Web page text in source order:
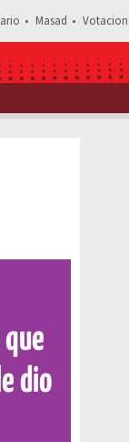
Masad
esta noticia
dio